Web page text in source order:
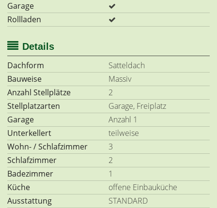
Garage
Rollladen
Details
Dachform
Satteldach
Bauweise
Massiv
Anzahl Stellplätze
2
Stellplatzarten
Garage, Freiplatz
Garage
Anzahl 1
Unterkellert
teilweise
Wohn- / Schlafzimmer
3
Schlafzimmer
2
Badezimmer
1
Küche
offene Einbauküche
Ausstattung
STANDARD